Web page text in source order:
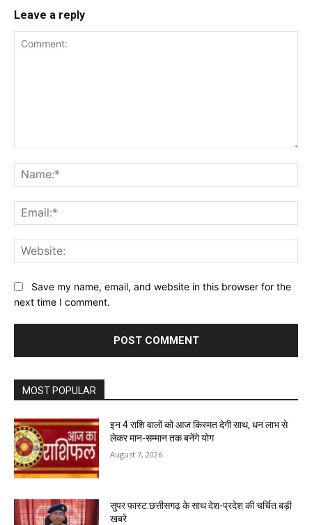
Leave a reply
Save my name, email, and website in this browser for the
next time I comment.
MOST POPULAR
इन 4 राशि वालों को आज किस्मत देगी साथ, धन लाभ से
लेकर मान-सम्मान तक बनेंगे योग
August 7, 2026
सुपर फास्ट:छत्तीसगढ़ के साथ देश-प्रदेश की चर्चित बड़ी
खबरे